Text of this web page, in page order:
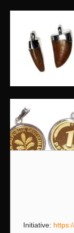
Initiative: